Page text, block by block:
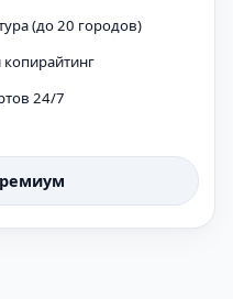
(до 20 городов)
24/7